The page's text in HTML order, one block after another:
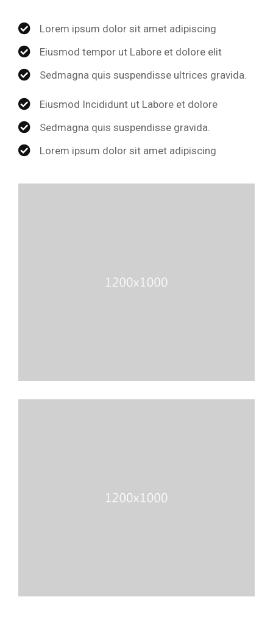
Lorem ipsum dolor sit amet adipiscing
Eiusmod tempor ut Labore et dolore elit
Sedmagna quis suspendisse ultrices gravida.
Eiusmod Incididunt ut Labore et dolore
Sedmagna quis suspendisse gravida.
Lorem ipsum dolor sit amet adipiscing